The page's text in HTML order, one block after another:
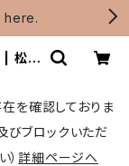
| 松月
を確認しておりま
びブロックいただ
）詳細ページへ